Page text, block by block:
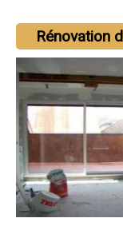
Rénovation